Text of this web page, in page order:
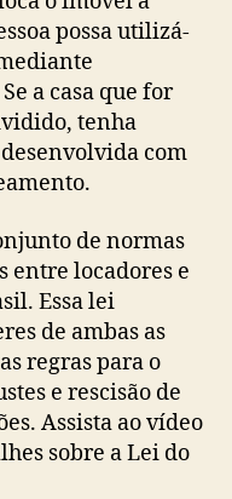
possa utilizá-
a casa que for
tenha
com
de normas
entre locadores e
Essa lei
de ambas as
regras para o
e rescisão de
Assista ao vídeo
sobre a Lei do